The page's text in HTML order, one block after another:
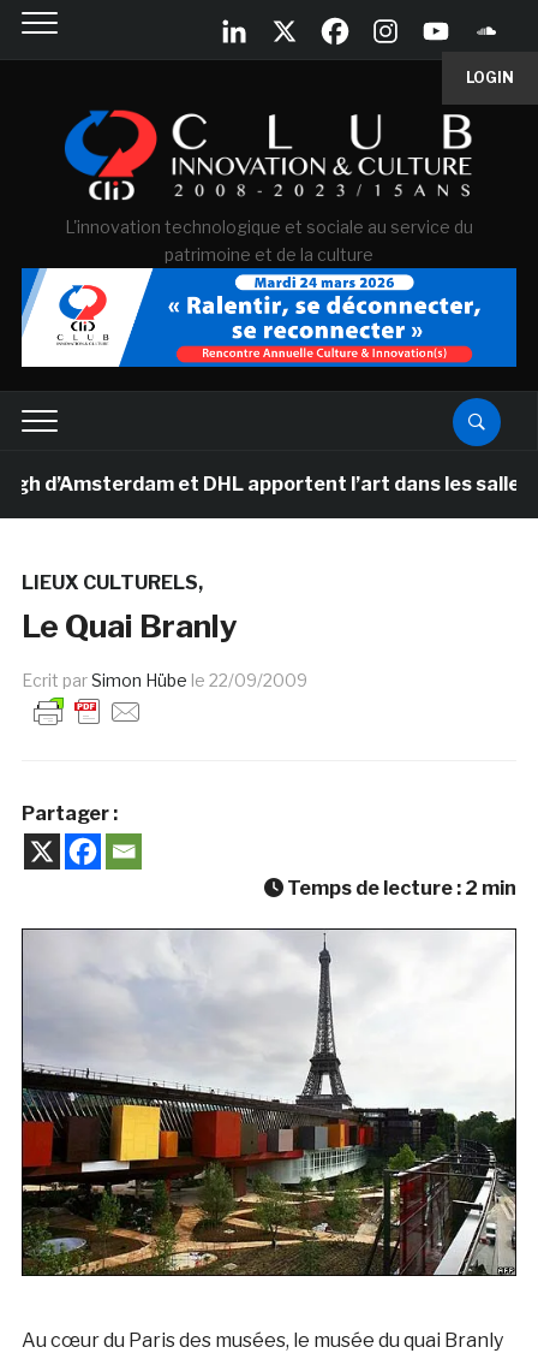
LOGIN
L'innovation technologique et sociale au service du
patrimoine et de la culture
et DHL apportent l’art dans les salles de
LIEUX CULTURELS
Le Quai Branly
Ecrit parSimon Hübe le 22/09/2009
Partager :
Temps de lecture : 2 min
Au cœur du Paris des musées, le musée du quai Branly